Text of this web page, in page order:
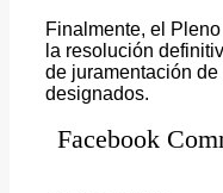
Finalmente, el
la resolución
de juramentación
designados.
Facebook